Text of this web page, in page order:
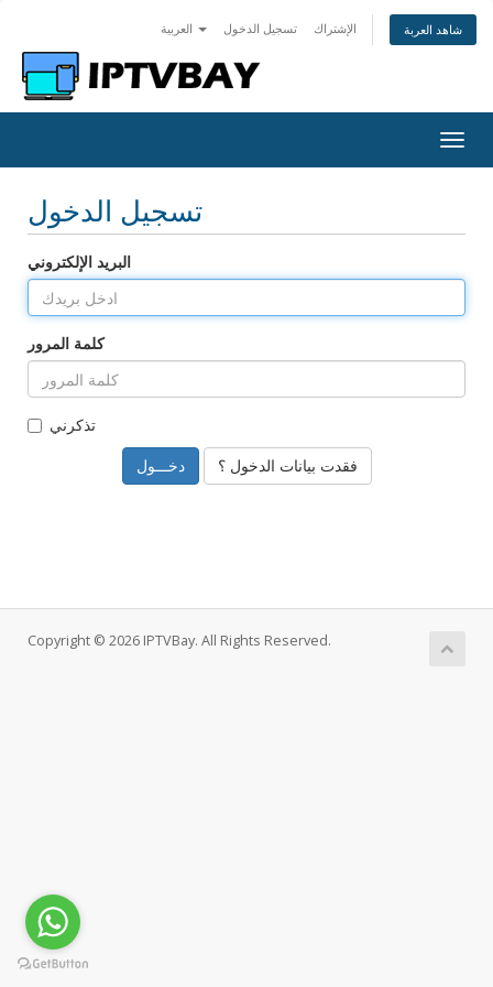
تسجيل الدخول الإشتراك شاهد العربة
تسجيل الدخول
البريد الإلكتروني
كلمة المرور
تذكرني
فقدت بيانات الدخول ؟
Copyright © 2026 IPTVBay. All Rights Reserved.